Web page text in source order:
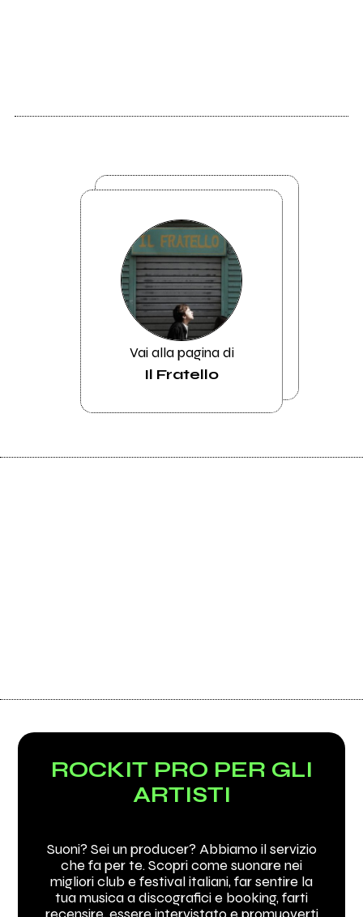
Vai alla pagina di
Il Fratello
ROCKIT PRO PER GLI
ARTISTI
Suoni? Sei un producer? Abbiamo il servizio
che fa per te. Scopri come suonare nei
migliori club e festival italiani, far sentire la
tua musica a discografici e booking, farti